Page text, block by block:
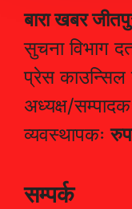
बारा खबर
सुचना विभाग
प्रेस काउन्सिल
अध्यक्ष/
व्यवस्थापकः
सम्पर्क